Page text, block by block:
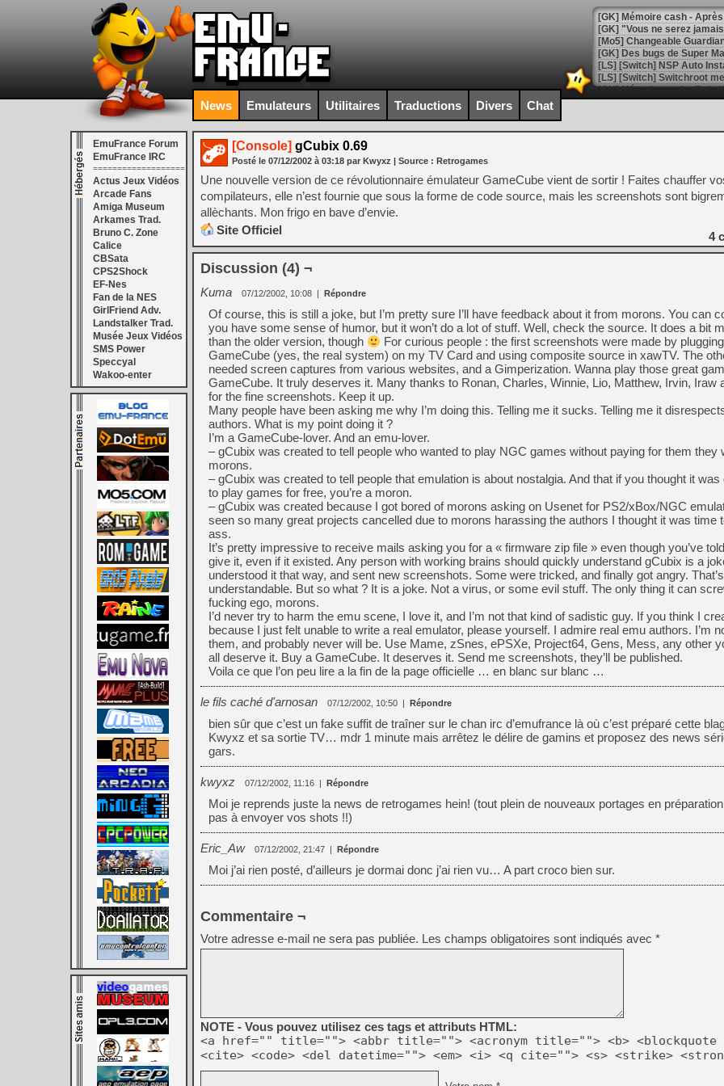
[GK] Mémoire cash -
[GK] "Vous ne serez
[Mo5] Changeable
[GK] Des bugs de Super
[LS] [Switch] NSP Auto
[GK] La saga horrifique
[GK] Le portage de Super
[Mo5] Le jeu de course
[GK] Guillermo del Toro
[LTF] Eté 2026 - Séquence
[GK] Mistfall Hunter : déjà
[GK] Wo Long 2 évolue
[GK] Crossfire : un TPS à
[LS] [PS5] Premiers
[Mo5] DOOM arrive en
[GK] Bethesda fête les 30
[GK] Roblox : l'action en
[GK] Agenda - GeForce
[GK] Devolver Digital en a
[LS] [PS5] ps5-y2jb-
[GK] Pourquoi Marvel
[GK] Test : Restory : Chill
[GK] GTA 6 : Rockstar
[GK] Hot Wheels Infinite
[GK] Mémoire cash -
[GK] Résultats Nintendo :
[GK] Dans ce jeu de
News Emulateurs Utilitaires Traductions Divers Chat
EmuFrance Forum
EmuFrance IRC
===================
Actus Jeux Vidéos
Arcade Fans
Amiga Museum
Arkames Trad.
Bruno C. Zone
Calice
CBSata
CPS2Shock
EF-Nes
Fan de la NES
GirlFriend Adv.
Landstalker Trad.
Musée Jeux Vidéos
SMS Power
Speccyal
Wakoo-enter
[Console] gCubix 0.69
Posté le 07/12/2002 à 03:18 par Kwyxz | Source : Retrogames
Une nouvelle version de ce révolutionnaire émulateur GameCube vient de sortir ! Faites chauffer
compilateurs, elle n’est fournie que sous la forme de code source, mais les screenshots sont
allèchants. Mon frigo en bave d’envie.
Site Officiel
4
Discussion (4) ¬
Kuma 07/12/2002, 10:08 | Répondre
Of course, this is still a joke, but I’m pretty sure I’ll have feedback about it from morons. You can
you have some sense of humor, but it won’t do a lot of stuff. Well, check the source. It does a bit
than the older version, though
For curious people : the first screenshots were made by
GameCube (yes, the real system) on my TV Card and using composite source in xawTV. The
needed screen captures from various websites, and a Gimperization. Wanna play those great
GameCube. It truly deserves it. Many thanks to Ronan, Charles, Winnie, Lio, Matthew, Irvin, Iraw
for the fine screenshots. Keep it up.
Many people have been asking me why I’m doing this. Telling me it sucks. Telling me it
authors. What is my point doing it ?
I’m a GameCube-lover. And an emu-lover.
– gCubix was created to tell people who wanted to play NGC games without paying for them they
morons.
– gCubix was created to tell people that emulation is about nostalgia. And that if you thought it
to play games for free, you’re a moron.
– gCubix was created because I got bored of morons asking on Usenet for PS2/xBox/NGC
seen so many great projects cancelled due to morons harassing the authors I thought it was time
ass.
It’s pretty impressive to receive mails asking you for a « firmware zip file » even though you’ve
give it, even if it existed. Any person with working brains should quickly understand gCubix is a
understood it that way, and sent new screenshots. Some were tricked, and finally got angry. That’s
understandable. But so what ? It is a joke. Not a virus, or some evil stuff. The only thing it can
fucking ego, morons.
I’d never try to harm the emu scene, I love it, and I’m not that kind of sadistic guy. If you think I
because I just felt unable to write a real emulator, please yourself. I admire real emu authors. I’m
them, and probably never will be. Use Mame, zSnes, ePSXe, Project64, Gens, Mess, any other
all deserve it. Buy a GameCube. It deserves it. Send me screenshots, they’ll be published.
Voila ce que l’on peu lire a la fin de la page officielle … en blanc sur blanc …
le fils caché d'arnosan 07/12/2002, 10:50 | Répondre
bien sûr que c’est un fake suffit de traîner sur le chan irc d’emufrance là où c’est préparé cette
Kwyxz et sa sortie TV… mdr 1 minute mais arrêtez le délire de gamins et proposez des news
gars.
kwyxz 07/12/2002, 11:16 | Répondre
Moi je reprends juste la news de retrogames hein! (tout plein de nouveaux portages en
pas à envoyer vos shots !!)
Eric_Aw 07/12/2002, 21:47 | Répondre
Moi j’ai rien posté, d’ailleurs je dormai donc j’ai rien vu… A part croco bien sur.
Commentaire ¬
Votre adresse e-mail ne sera pas publiée. Les champs obligatoires sont indiqués avec *
NOTE - Vous pouvez utilisez ces tags et attributs HTML:
<a href="" title=""> <abbr title=""> <acronym title=""> <b> <blockquote
<cite> <code> <del datetime=""> <em> <i> <q cite=""> <s> <strike>